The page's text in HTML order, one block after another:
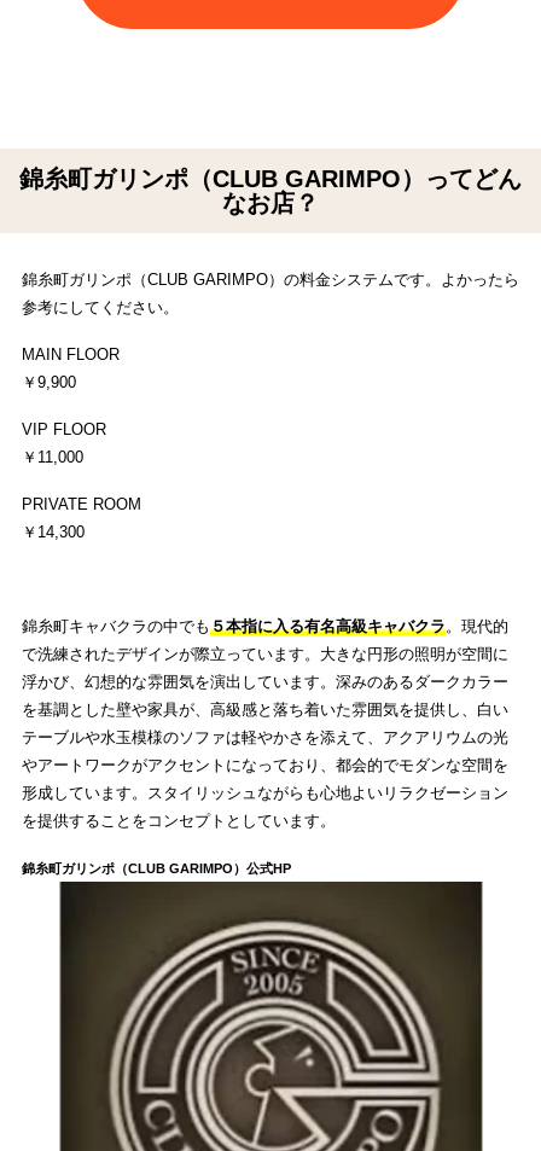
錦糸町ガリンポ（CLUB GARIMPO）ってどん
なお店？
錦糸町ガリンポ（CLUB GARIMPO）の料金システムです。よかったら
参考にしてください。
MAIN FLOOR
￥9,900
VIP FLOOR
￥11,000
PRIVATE ROOM
￥14,300
錦糸町キャバクラの中でも５本指に入る有名高級キャバクラ。現代的
で洗練されたデザインが際立っています。大きな円形の照明が空間に
浮かび、幻想的な雰囲気を演出しています。深みのあるダークカラー
を基調とした壁や家具が、高級感と落ち着いた雰囲気を提供し、白い
テーブルや水玉模様のソファは軽やかさを添えて、アクアリウムの光
やアートワークがアクセントになっており、都会的でモダンな空間を
形成しています。スタイリッシュながらも心地よいリラクゼーション
を提供することをコンセプトとしています。
錦糸町ガリンポ（CLUB GARIMPO）公式HP